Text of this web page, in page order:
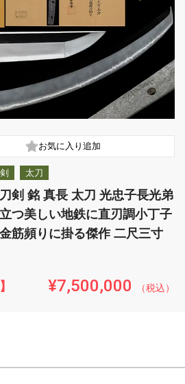
太刀
剣 銘 真長 太刀 光忠子長光弟
つ美しい地鉄に直刃調小丁子
筋頻りに掛る傑作 二尺三寸
¥7,500,000 （税込）